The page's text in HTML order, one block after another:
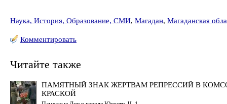
Наука, История, Образование, СМИ, Магадан, Магаданская
Комментировать
Читайте также
ПАМЯТНЫЙ ЗНАК ЖЕРТВАМ РЕПРЕССИЙ В
КРАСКОЙ